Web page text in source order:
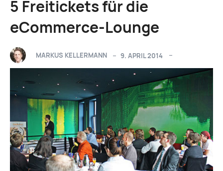
5 Freitickets für die
eCommerce-Lounge
MARKUS KELLERMANN 9. APRIL 2014